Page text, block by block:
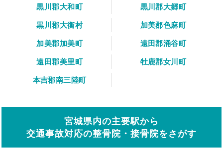
黒川郡大和町
黒川郡大郷町
黒川郡大衡村
加美郡色麻町
加美郡加美町
遠田郡涌谷町
遠田郡美里町
牡鹿郡女川町
本吉郡南三陸町
宮城県内の主要駅から
交通事故対応の整骨院・接骨院をさがす